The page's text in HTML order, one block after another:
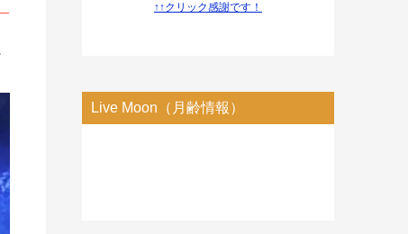
↑↑クリック感謝です！
Live Moon（月齢情報）